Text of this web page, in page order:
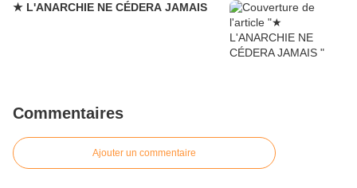
★ L'ANARCHIE NE CÉDERA JAMAIS
Commentaires
Ajouter un commentaire